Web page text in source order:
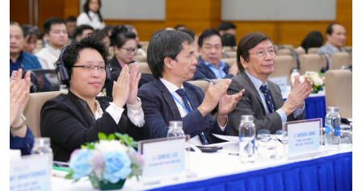
Bước chân đến trường